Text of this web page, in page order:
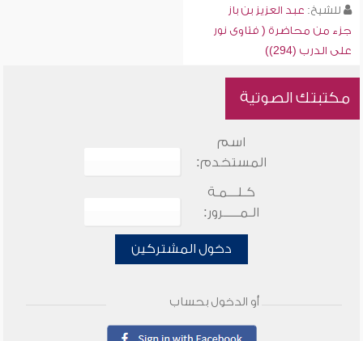
للشيخ: عبد العزيز بن باز
جزء من محاضرة ( فتاوى نور
على الدرب (294))
مكتبتك الصوتية
اسم
المستخدم:
كـلـــمـة
الـمـــــرور:
دخول المشتركين
أو الدخول بحساب